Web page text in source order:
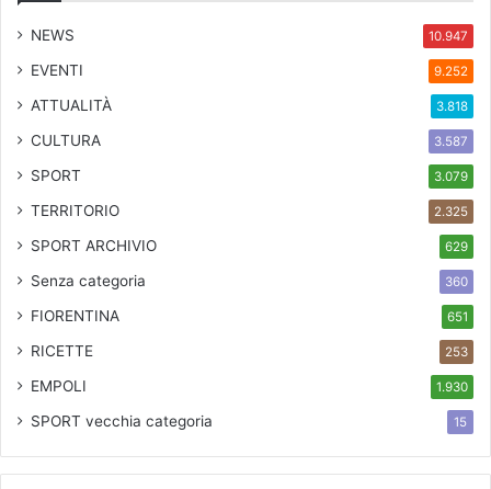
NEWS 10.947
EVENTI 9.252
ATTUALITÀ 3.818
CULTURA 3.587
SPORT 3.079
TERRITORIO 2.325
SPORT ARCHIVIO 629
Senza categoria 360
FIORENTINA 651
RICETTE 253
EMPOLI 1.930
SPORT vecchia categoria 15